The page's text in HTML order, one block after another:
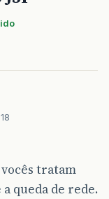
tratam
queda de rede.